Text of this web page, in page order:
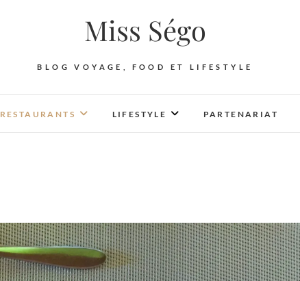
Miss Ségo
BLOG VOYAGE, FOOD ET LIFESTYLE
RESTAURANTS LIFESTYLE PARTENARIAT